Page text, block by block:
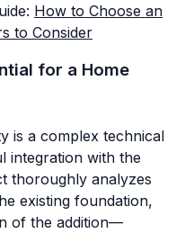
How to Choose an
to Consider
for a Home
is a complex technical
integration with the
thoroughly analyzes
existing foundation,
of the addition—